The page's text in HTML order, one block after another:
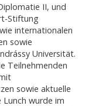
II, und
Stiftung
internationalen
sowie
Universität.
Teilnehmenden
sowie aktuelle
Lunch wurde im